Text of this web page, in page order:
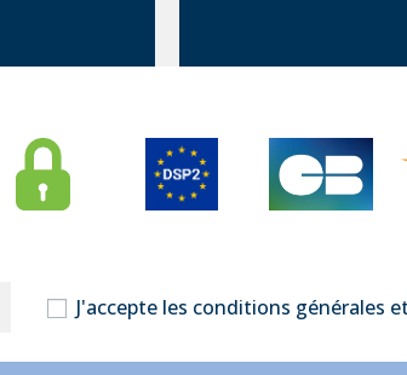
J'accepte les conditions générales